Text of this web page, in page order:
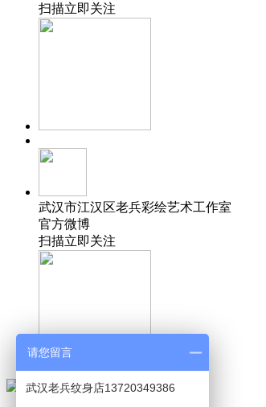
扫描立即关注
武汉市江汉区老兵彩绘艺术工作室
官方微博
扫描立即关注
请您留言
武汉老兵纹身店13720349386